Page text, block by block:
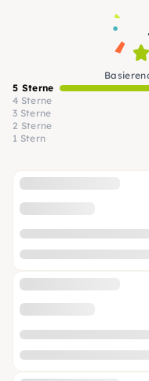
5 Sterne
4 Sterne
3 Sterne
2 Sterne
1 Stern